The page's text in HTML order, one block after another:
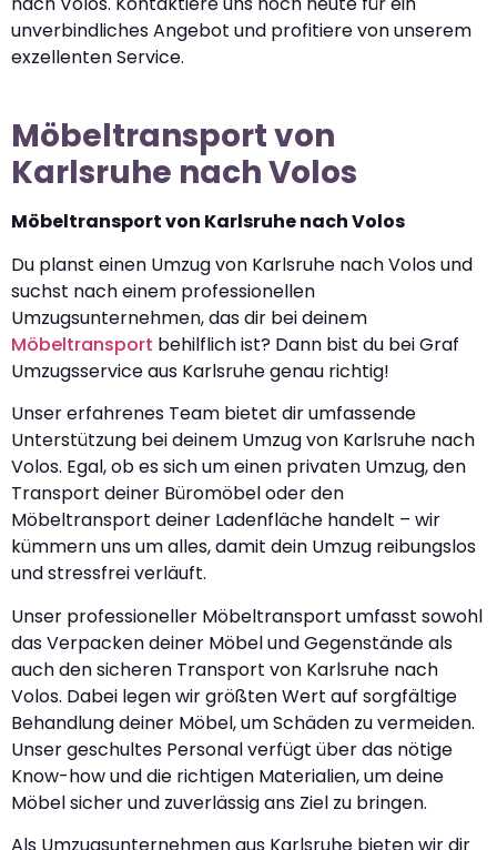
unverbindliches Angebot und profitiere von unserem
exzellenten Service.
Möbeltransport von
Karlsruhe nach Volos
Möbeltransport von Karlsruhe nach Volos
Du planst einen Umzug von Karlsruhe nach Volos und
suchst nach einem professionellen
Umzugsunternehmen, das dir bei deinem
Möbeltransport behilflich ist? Dann bist du bei Graf
Umzugsservice aus Karlsruhe genau richtig!
Unser erfahrenes Team bietet dir umfassende
Unterstützung bei deinem Umzug von Karlsruhe nach
Volos. Egal, ob es sich um einen privaten Umzug, den
Transport deiner Büromöbel oder den
Möbeltransport deiner Ladenfläche handelt – wir
kümmern uns um alles, damit dein Umzug reibungslos
und stressfrei verläuft.
Unser professioneller Möbeltransport umfasst sowohl
das Verpacken deiner Möbel und Gegenstände als
auch den sicheren Transport von Karlsruhe nach
Volos. Dabei legen wir größten Wert auf sorgfältige
Behandlung deiner Möbel, um Schäden zu vermeiden.
Unser geschultes Personal verfügt über das nötige
Know-how und die richtigen Materialien, um deine
Möbel sicher und zuverlässig ans Ziel zu bringen.